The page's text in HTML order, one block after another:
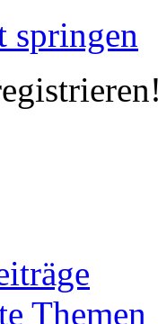
springen
Themen